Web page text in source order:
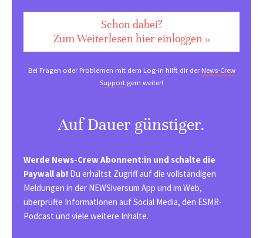
Schon dabei?
Zum Weiterlesen hier einloggen »
Bei Fragen oder Problemen mit dem Log-in hilft dir derNews-Crew
Support gern weiter!
Auf Dauer günstiger.
Werde News-Crew Abonnent:in und schalte die
Paywall ab! Du erhältst Zugriff auf die vollständigen
Meldungen in der NEWSiversum App und im Web,
überprüfte Informationen auf Social Media, den ESMR-
Podcast und viele weitere Inhalte.